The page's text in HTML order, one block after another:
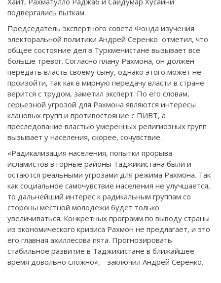
подвергались пыткам.
Председатель экспертного совета Фонда изучения
электоральной политики Андрей Серенко отметил, что
общее состояние дел в Туркменистане вызывает все
больше тревог. Согласно плану Рахмона, он должен
передать власть своему сыну, однако этого может не
произойти, так как в мирную передачу власти в стране
верится с трудом, заметил эксперт. По его словам,
серьезной угрозой для Рахмона являются интересы
клановых групп и противостояние с ПИВТ, а
преследование властью умеренных религиозных групп
вызывает у населения, скорее, сочувствие.
«Радикализация населения, попытки прорыва
исламистов в горные районы Таджикистана были и
остаются реальными угрозами для режима Рахмона. Так
как социальное самочувствие населения не улучшается,
то дальнейший интерес к радикальным группам со
стороны местной молодежи будет только
увеличиваться. Конкретных программ по выводу страны
из экономического кризиса Рахмон не предлагает, и это
его главная ахиллесова пята. Прогнозировать
стабильное развитие в Таджикистане в ближайшее
время довольно сложно», - заключил Андрей Серенко.